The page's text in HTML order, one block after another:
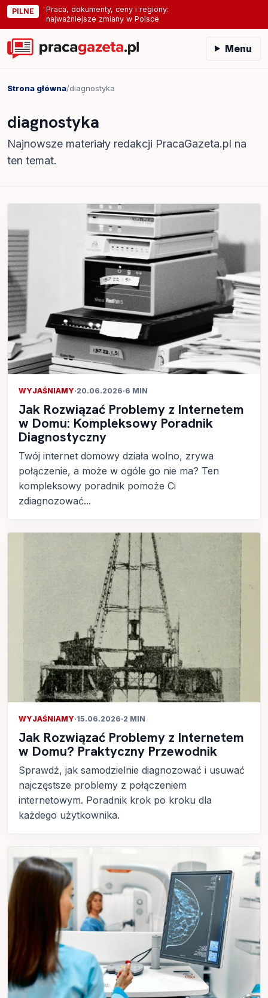
PILNE
Praca, dokumenty, ceny i regiony:
najważniejsze zmiany w Polsce
Menu
Strona główna/diagnostyka
diagnostyka
Najnowsze materiały redakcji PracaGazeta.pl na
ten temat.
WYJAŚNIAMY·20.06.2026·6 MIN
Jak Rozwiązać Problemy z Internetem
w Domu: Kompleksowy Poradnik
Diagnostyczny
Twój internet domowy działa wolno, zrywa
połączenie, a może w ogóle go nie ma? Ten
kompleksowy poradnik pomoże Ci
zdiagnozować...
WYJAŚNIAMY·15.06.2026·2 MIN
Jak Rozwiązać Problemy z Internetem
w Domu? Praktyczny Przewodnik
Sprawdź, jak samodzielnie diagnozować i usuwać
najczęstsze problemy z połączeniem
internetowym. Poradnik krok po kroku dla
każdego użytkownika.